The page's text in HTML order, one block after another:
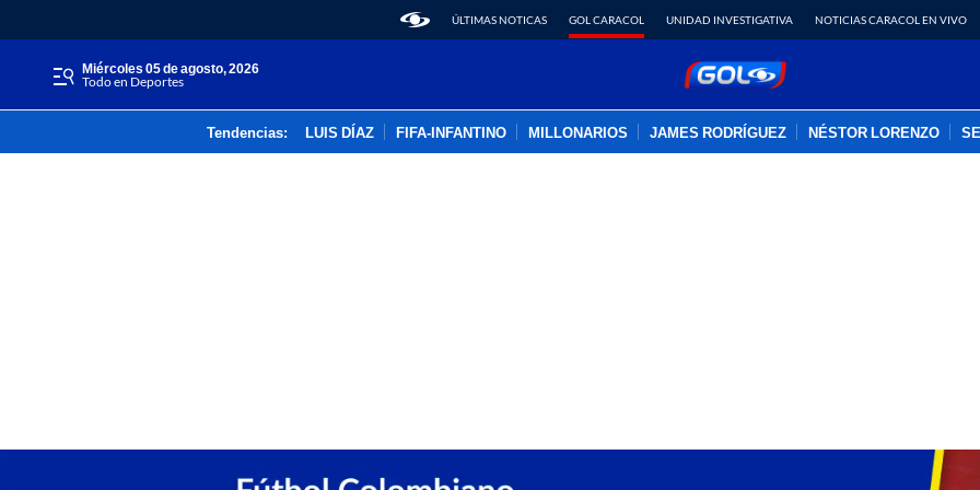
ÚLTIMAS NOTICAS GOL CARACOL UNIDAD INVESTIGATIVA NOTICIAS CARACOL EN VIVO
miércoles 05 de agosto, 2026
Todo en Deportes
Tendencias: LUIS DÍAZ FIFA-INFANTINO MILLONARIOS JAMES RODRÍGUEZ NÉSTOR LORENZO